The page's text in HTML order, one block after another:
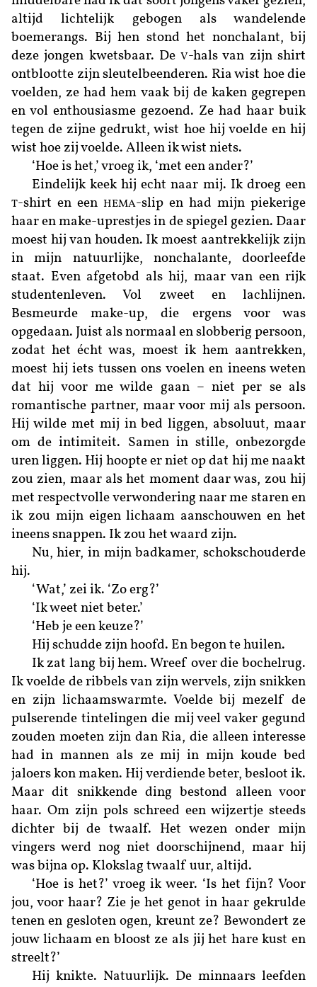
altijd lichtelijk gebogen als wandelende
boemerangs. Bij hen stond het nonchalant, bij
deze jongen kwetsbaar. DeV-hals van zijn shirt
ontblootte zijn sleutelbeenderen. Ria wist hoe die
voelden, ze had hem vaak bij de kaken gegrepen
en vol enthousiasme gezoend. Ze had haar buik
tegen de zijne gedrukt, wist hoe hij voelde en hij
wist hoe zij voelde. Alleen ik wist niets.
‘Hoe is het,’ vroeg ik, ‘met een ander?’
Eindelijk keek hij echt naar mij. Ik droeg een
T-shirt en een HEMA-slip en had mijn piekerige
haar en make-uprestjes in de spiegel gezien. Daar
moest hij van houden. Ik moest aantrekkelijk zijn
in mijn natuurlijke, nonchalante, doorleefde
staat. Even afgetobd als hij, maar van een rijk
studentenleven. Vol zweet en lachlijnen.
Besmeurde make-up, die ergens voor was
opgedaan. Juist als normaal en slobberig persoon,
zodat het écht was, moest ik hem aantrekken,
moest hij iets tussen ons voelen en ineens weten
dat hij voor me wilde gaan – niet per se als
romantische partner, maar voor mij als persoon.
Hij wilde met mij in bed liggen, absoluut, maar
om de intimiteit. Samen in stille, onbezorgde
uren liggen. Hij hoopte er niet op dat hij me naakt
zou zien, maar als het moment daar was, zou hij
met respectvolle verwondering naar me staren en
ik zou mijn eigen lichaam aanschouwen en het
ineens snappen. Ik zou het waard zijn.
Nu, hier, in mijn badkamer, schokschouderde
hij.
‘Wat,’ zei ik. ‘Zo erg?’
‘Ik weet niet beter.’
‘Heb je een keuze?’
Hij schudde zijn hoofd. En begon te huilen.
Ik zat lang bij hem. Wreef over die bochelrug.
Ik voelde de ribbels van zijn wervels, zijn snikken
en zijn lichaamswarmte. Voelde bij mezelf de
pulserende tintelingen die mij veel vaker gegund
zouden moeten zijn dan Ria, die alleen interesse
had in mannen als ze mij in mijn koude bed
jaloers kon maken. Hij verdiende beter, besloot ik.
Maar dit snikkende ding bestond alleen voor
haar. Om zijn pols schreed een wijzertje steeds
dichter bij de twaalf. Het wezen onder mijn
vingers werd nog niet doorschijnend, maar hij
was bijna op. Klokslag twaalf uur, altijd.
‘Hoe is het?’ vroeg ik weer. ‘Is het fijn? Voor
jou, voor haar? Zie je het genot in haar gekrulde
tenen en gesloten ogen, kreunt ze? Bewondert ze
jouw lichaam en bloost ze als jij het hare kust en
streelt?’
Hij knikte. Natuurlijk. De minnaars leefden